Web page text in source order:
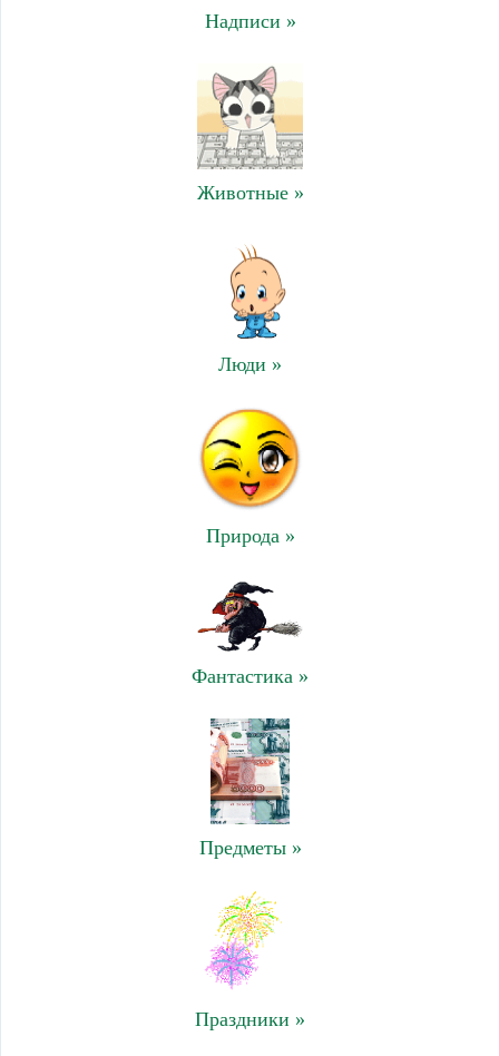
Надписи »
Животные »
Люди »
Природа »
Фантастика »
Предметы »
Праздники »